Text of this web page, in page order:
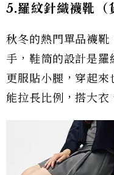
5.羅紋針織襪靴
秋冬的熱門單品襪
手，鞋筒的設計是
更服貼小腿，穿起
能拉長比例，搭大衣